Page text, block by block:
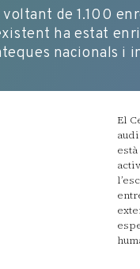
voltant de 1.100
ha estat
nacionals i
El